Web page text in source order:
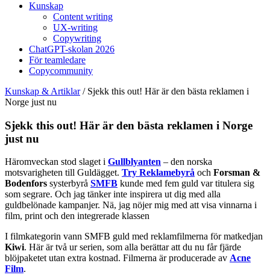
Kunskap
Content writing
UX-writing
Copywriting
ChatGPT-skolan 2026
För teamledare
Copycommunity
Kunskap & Artiklar/ Sjekk this out! Här är den bästa reklamen i
Norge just nu
Sjekk this out! Här är den bästa reklamen i Norge
just nu
Häromveckan stod slaget i Gullblyanten – den norska
motsvarigheten till Guldägget. Try Reklamebyrå och Forsman &
Bodenfors systerbyrå SMFB kunde med fem guld var titulera sig
som segrare. Och jag tänker inte inspirera ut dig med alla
guldbelönade kampanjer. Nä, jag nöjer mig med att visa vinnarna i
film, print och den integrerade klassen
I filmkategorin vann SMFB guld med reklamfilmerna för matkedjan
Kiwi. Här är två ur serien, som alla berättar att du nu får fjärde
blöjpaketet utan extra kostnad. Filmerna är producerade av Acne
Film.